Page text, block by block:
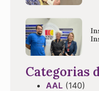
Categorias
AAL (140)